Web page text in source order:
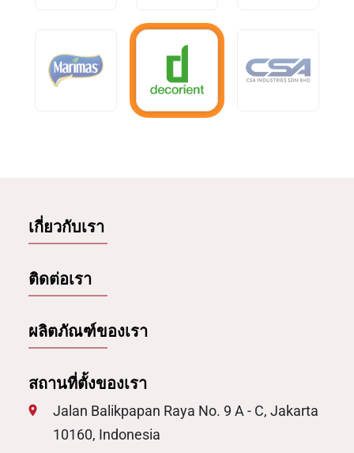
เกี่ยวกับเรา
ติดต่อเรา
ผลิตภัณฑ์ของเรา
สถานที่ตั้งของเรา
Jalan Balikpapan Raya No. 9 A - C, Jakarta
10160, Indonesia